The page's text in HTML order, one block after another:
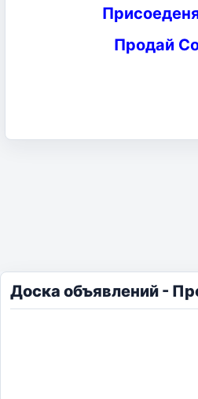
Продай
Доска объявлений -